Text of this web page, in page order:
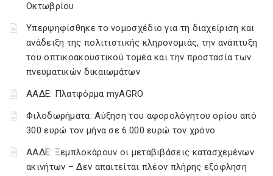
Οκτωβρίου
Υπερψηφίσθηκε το νομοσχέδιο για τη διαχείριση και
ανάδειξη της πολιτιστικής κληρονομιάς, την ανάπτυξη
του οπτικοακουστικού τομέα και την προστασία των
πνευματικών δικαιωμάτων
ΑΑΔΕ: Πλατφόρμα myAGRO
Φιλοδωρήματα: Αύξηση του αφορολόγητου ορίου από
300 ευρώ τον μήνα σε 6.000 ευρώ τον χρόνο
ΑΑΔΕ: Ξεμπλοκάρουν οι μεταβιβάσεις κατασχεμένων
ακινήτων – Δεν απαιτείται πλέον πλήρης εξόφληση